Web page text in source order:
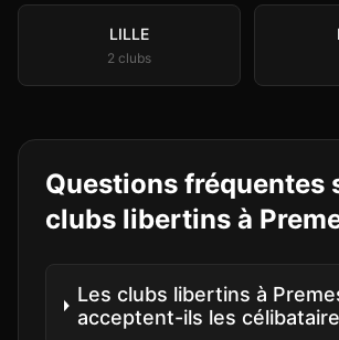
LILLE
2 clubs
Questions fréquentes
clubs libertins à
Les clubs libertins à
acceptent-ils les